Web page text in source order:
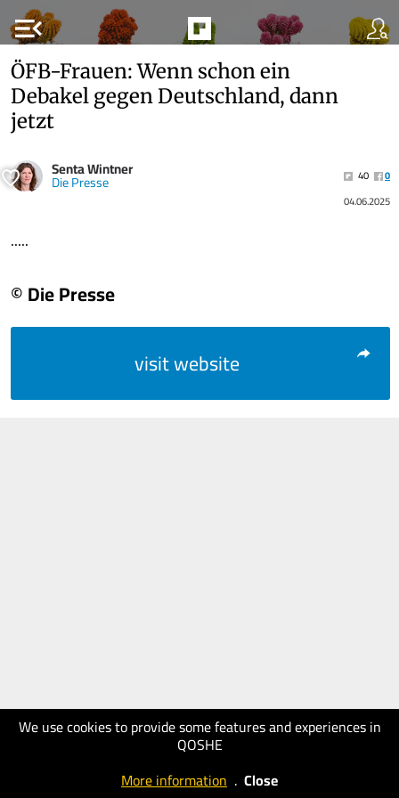
menu_open
We use cookies to provide some features and experiences in
QOSHE
More information . Close
ÖFB-Frauen: Wenn schon ein
Debakel gegen Deutschland, dann
jetzt
Senta Wintner
Die Presse 40
0
04.06.2025
.....
© Die Presse
visit website